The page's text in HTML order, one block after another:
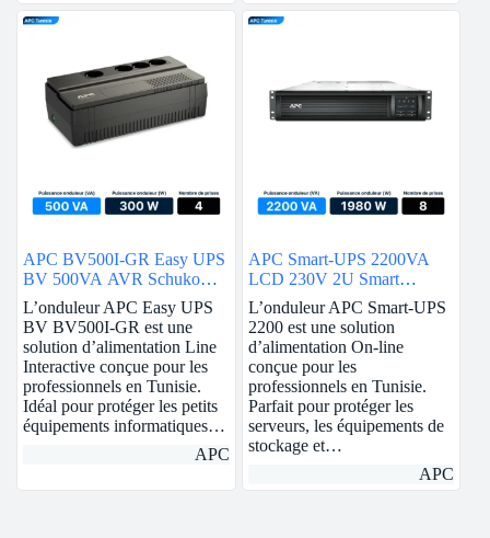
APC BV500I-GR Easy UPS
BV 500VA AVR Schuko
230V
L’onduleur APC Easy UPS
BV BV500I-GR est une
solution d’alimentation Line
Interactive conçue pour les
professionnels en Tunisie.
Idéal pour protéger les petits
équipements informatiques…
APC
APC Smart-UPS 2200VA
LCD 230V 2U Smart
Connect
L’onduleur APC Smart-UPS
2200 est une solution
d’alimentation On-line
conçue pour les
professionnels en Tunisie.
Parfait pour protéger les
serveurs, les équipements de
stockage et…
APC